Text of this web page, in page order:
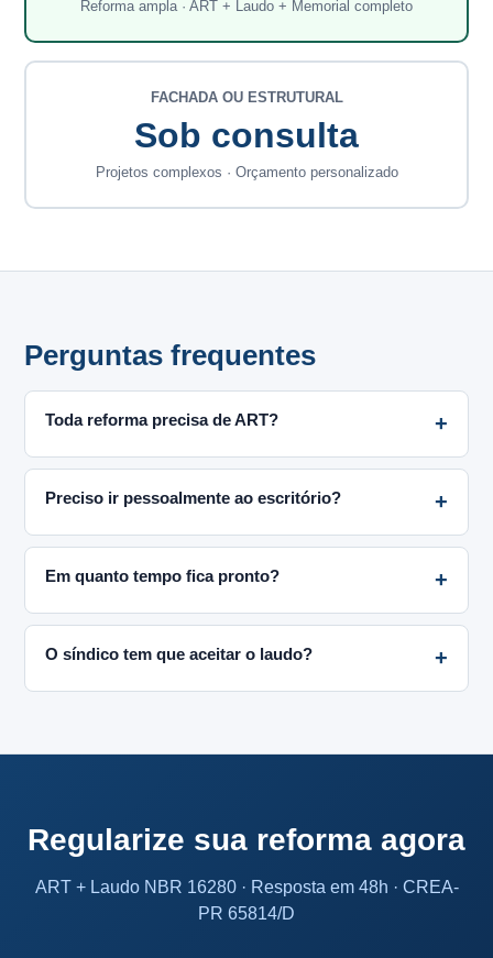
Reforma ampla · ART + Laudo + Memorial completo
FACHADA OU ESTRUTURAL
Sob consulta
Projetos complexos · Orçamento personalizado
Perguntas frequentes
Toda reforma precisa de ART?
Preciso ir pessoalmente ao escritório?
Em quanto tempo fica pronto?
O síndico tem que aceitar o laudo?
Regularize sua reforma agora
ART + Laudo NBR 16280 · Resposta em 48h · CREA-
PR 65814/D